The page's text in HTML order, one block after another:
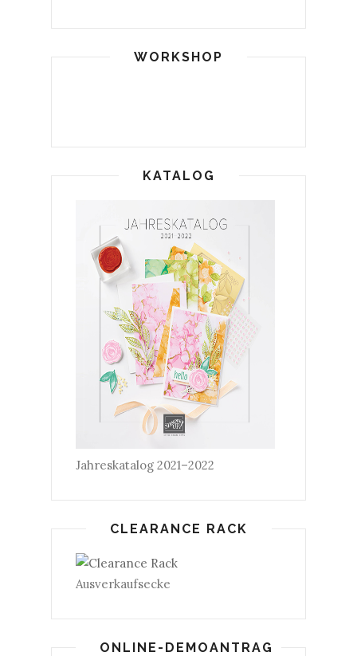
WORKSHOP
KATALOG
Jahreskatalog 2021–2022
CLEARANCE RACK
Ausverkaufsecke
ONLINE-DEMOANTRAG